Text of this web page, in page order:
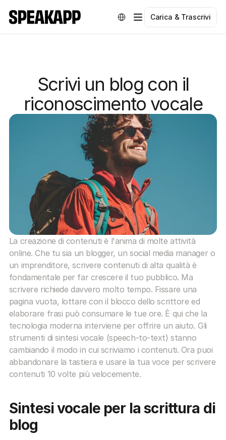
Select LanguageCarica & Trascrivi
Scrivi un blog con il
riconoscimento vocale
La creazione di contenuti è l'anima di molte attività
online. Che tu sia un blogger, un social media manager o
un imprenditore, scrivere contenuti di alta qualità è
fondamentale per far crescere il tuo pubblico. Ma
scrivere richiede davvero molto tempo. Fissare una
pagina vuota, lottare con il blocco dello scrittore ed
elaborare frasi può consumare le tue ore. È qui che la
tecnologia moderna interviene per offrire un aiuto. Gli
strumenti di sintesi vocale (speech-to-text) stanno
cambiando il modo in cui scriviamo i contenuti. Ora puoi
abbandonare la tastiera e usare la tua voce per scrivere
contenuti 10 volte più velocemente.
Sintesi vocale per la scrittura di
blog